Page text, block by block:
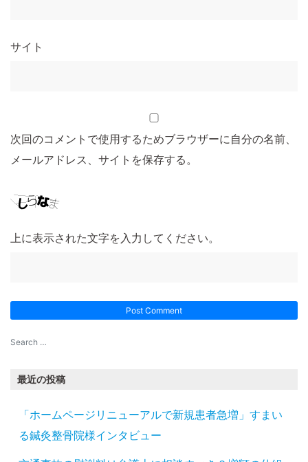
サイト
次回のコメントで使用するためブラウザーに自分の名前、
メールアドレス、サイトを保存する。
上に表示された文字を入力してください。
最近の投稿
「ホームページリニューアルで新規患者急増」すまい
る鍼灸整骨院様インタビュー